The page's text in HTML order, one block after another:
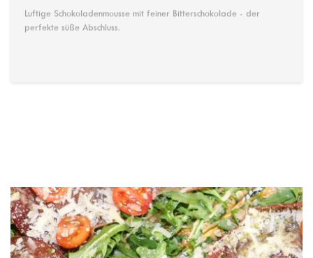
Luftige Schokoladenmousse mit feiner Bitterschokolade - der
perfekte süße Abschluss.